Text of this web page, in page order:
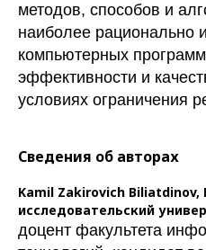
методов, способов и
наиболее рационально
компьютерных
эффективности и
условиях ограничения
Сведения об авторах
Kamil Zakirovich Biliatdinov,
исследовательский
доцент факультета